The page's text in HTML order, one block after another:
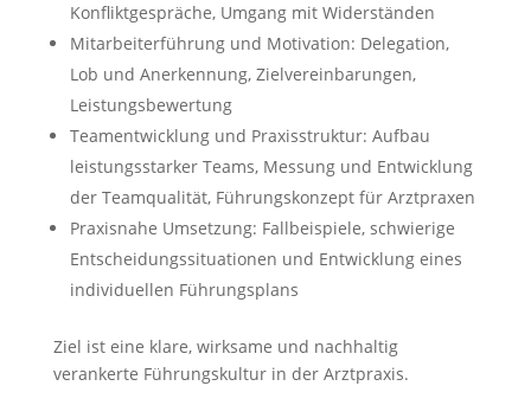
Konfliktgespräche, Umgang mit Widerständen
Mitarbeiterführung und Motivation: Delegation,
Lob und Anerkennung, Zielvereinbarungen,
Leistungsbewertung
Teamentwicklung und Praxisstruktur: Aufbau
leistungsstarker Teams, Messung und Entwicklung
der Teamqualität, Führungskonzept für Arztpraxen
Praxisnahe Umsetzung: Fallbeispiele, schwierige
Entscheidungssituationen und Entwicklung eines
individuellen Führungsplans
Ziel ist eine klare, wirksame und nachhaltig
verankerte Führungskultur in der Arztpraxis.